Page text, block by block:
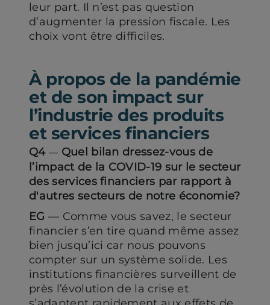
leur part. Il n’est pas question
d’augmenter la pression fiscale. Les
choix vont être difficiles.
À propos de la pandémie
et de son impact sur
l’industrie des produits
et services financiers
Q4 — Quel bilan dressez-vous de
l’impact de la COVID-19 sur le secteur
des services financiers par rapport à
d'autres secteurs de notre économie?
EG — Comme vous savez, le secteur
financier s’en tire quand même assez
bien jusqu’ici car nous pouvons
compter sur un système solide. Les
institutions financières surveillent de
près l’évolution de la crise et